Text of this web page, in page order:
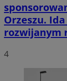
Orzeszu.
rozwijanym
4